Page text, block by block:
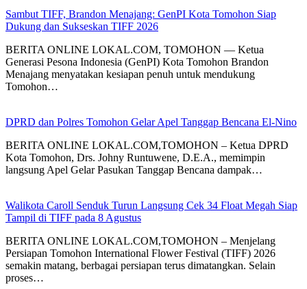
Sambut TIFF, Brandon Menajang: ​GenPI Kota Tomohon Siap
Dukung dan Sukseskan TIFF 2026
BERITA ONLINE LOKAL.COM, TOMOHON — Ketua
Generasi Pesona Indonesia (GenPI) Kota Tomohon Brandon
Menajang menyatakan kesiapan penuh untuk mendukung
Tomohon…
DPRD dan Polres Tomohon Gelar Apel Tanggap Bencana El-Nino
BERITA ONLINE LOKAL.COM,TOMOHON – Ketua DPRD
Kota Tomohon, Drs. Johny Runtuwene, D.E.A., memimpin
langsung Apel Gelar Pasukan Tanggap Bencana dampak…
Walikota Caroll Senduk Turun Langsung Cek 34 Float Megah Siap
Tampil di TIFF pada 8 Agustus
BERITA ONLINE LOKAL.COM,TOMOHON – Menjelang
Persiapan Tomohon International Flower Festival (TIFF) 2026
semakin matang, berbagai persiapan terus dimatangkan. Selain
proses…